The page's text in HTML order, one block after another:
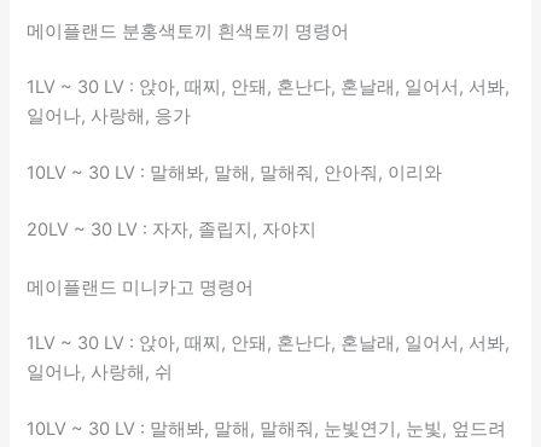
메이플랜드 분홍색토끼 흰색토끼 명령어
1LV ~ 30 LV : 앉아, 때찌, 안돼, 혼난다, 혼날래, 일어서, 서봐,
일어나, 사랑해, 응가
10LV ~ 30 LV : 말해봐, 말해, 말해줘, 안아줘, 이리와
20LV ~ 30 LV : 자자, 졸립지, 자야지
메이플랜드 미니카고 명령어
1LV ~ 30 LV : 앉아, 때찌, 안돼, 혼난다, 혼날래, 일어서, 서봐,
일어나, 사랑해, 쉬
10LV ~ 30 LV : 말해봐, 말해, 말해줘, 눈빛연기, 눈빛, 엎드려